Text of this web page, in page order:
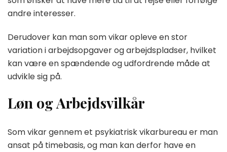
andre interesser.
Derudover kan man som vikar opleve en stor
variation i arbejdsopgaver og arbejdspladser, hvilket
kan være en spændende og udfordrende måde at
udvikle sig på.
Løn og Arbejdsvilkår
Som vikar gennem et psykiatrisk vikarbureau er man
ansat på timebasis, og man kan derfor have en